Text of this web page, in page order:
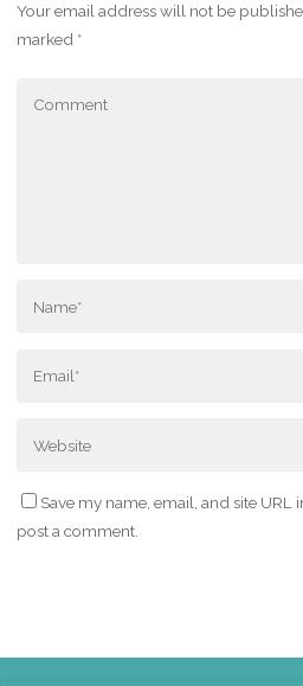
Your email address will not be
marked *
Save my name, email, and site URL
post a comment.